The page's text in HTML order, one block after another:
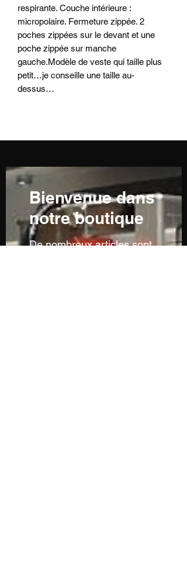
respirante. Couche intérieure :
micropolaire. Fermeture zippée. 2
poches zippées sur le devant et une
poche zippée sur manche
gauche.Modèle de veste qui taille plus
petit…je conseille une taille au-
dessus…
Bienvenue dans
notre boutique
De nombreux articles sont